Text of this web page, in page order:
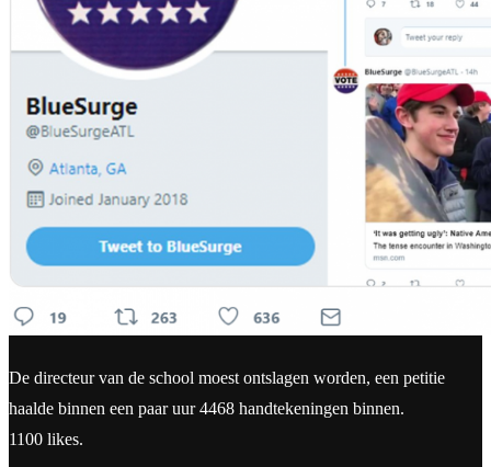
De directeur van de school moest ontslagen worden, een petitie
haalde binnen een paar uur 4468 handtekeningen binnen.
1100 likes.